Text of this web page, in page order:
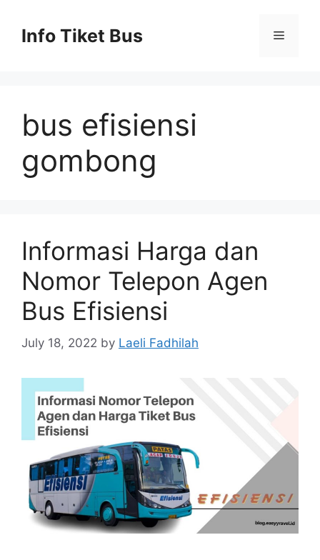
contentInfo Tiket Bus Menu
bus efisiensi
gombong
Informasi Harga dan
Nomor Telepon Agen
Bus Efisiensi
July 18, 2022 by Laeli Fadhilah